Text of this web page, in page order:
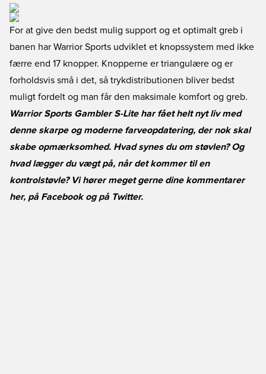
For at give den bedst mulig support og et optimalt greb i
banen har Warrior Sports udviklet et knopssystem med ikke
færre end 17 knopper. Knopperne er triangulære og er
forholdsvis små i det, så trykdistributionen bliver bedst
muligt fordelt og man får den maksimale komfort og greb.
Warrior Sports Gambler S-Lite har fået helt nyt liv med
denne skarpe og moderne farveopdatering, der nok skal
skabe opmærksomhed. Hvad synes du om støvlen? Og
hvad lægger du vægt på, når det kommer til en
kontrolstøvle? Vi hører meget gerne dine kommentarer
her, på Facebookog på Twitter.